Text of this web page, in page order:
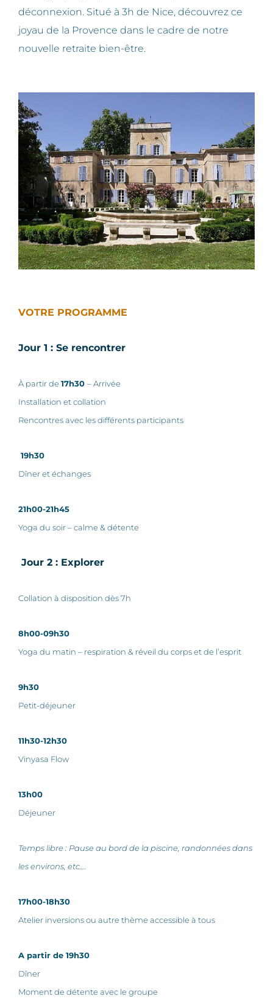
déconnexion. Situé à 3h de Nice, découvrez ce
joyau de la Provence dans le cadre de notre
nouvelle retraite bien-être.
VOTRE PROGRAMME
Jour 1 : Se rencontrer
À partir de 17h30 – Arrivée
Installation et collation
Rencontres avec les différents participants
19h30
Dîner et échanges
21h00-21h45
Yoga du soir – calme & détente
Jour 2 : Explorer
Collation à disposition dès 7h
8h00-09h30
Yoga du matin – respiration & réveil du corps et de l’esprit
9h30
Petit-déjeuner
11h30-12h30
Vinyasa Flow
13h00
Déjeuner
Temps libre : Pause au bord de la piscine, randonnées dans
les environs, etc….
17h00-18h30
Atelier inversions ou autre thème accessible à tous
A partir de 19h30
Dîner
Moment de détente avec le groupe